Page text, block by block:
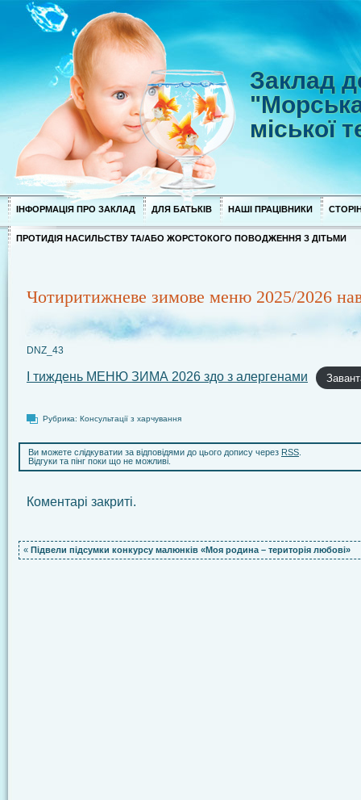
Заклад
міської
ІНФОРМАЦІЯ ПРО ЗАКЛАД ДЛЯ БАТЬКІВ НАШІ ПРАЦІВНИКИ
ПРОТИДІЯ НАСИЛЬСТВУ ТА/АБО ЖОРСТОКОГО ПОВОДЖЕННЯ З ДІТЬМИ
Чотиритижневе зимове меню 2025/2026
DNZ_43
І тиждень МЕНЮ ЗИМА 2026 здо з алергенами
Рубрика: Консультації з харчування
Ви можете слідкуватии за відповідями до цього допису через RSS
Відгуки та пінг поки що не можливі.
Коментарі закриті.
« Підвели підсумки конкурсу малюнків «Моя родина – територія любові»